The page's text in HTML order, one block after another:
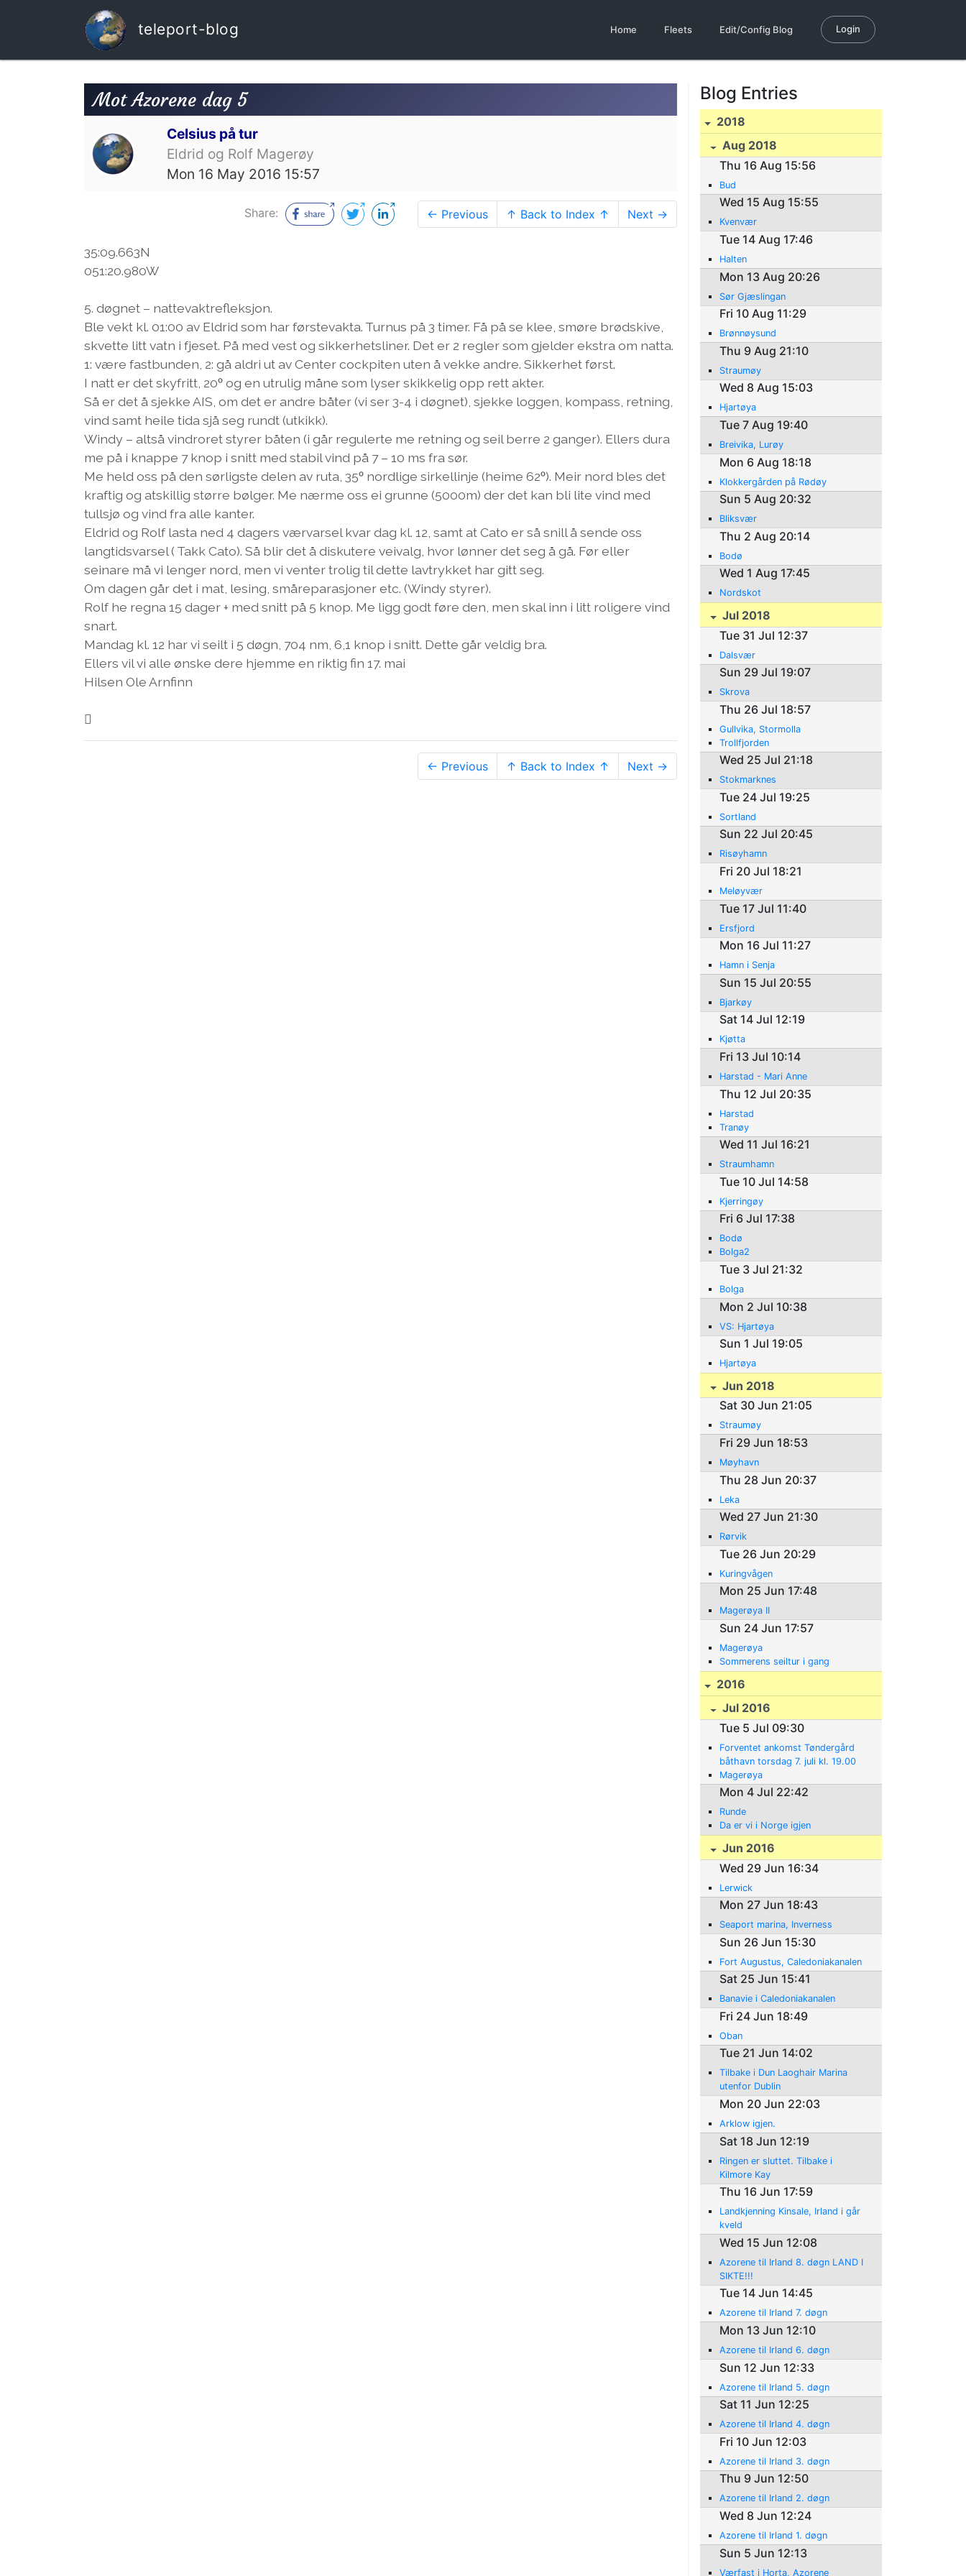
teleport-blog Home Fleets Edit/Config Blog Login
Mot Azorene dag 5
Celsius på tur
Eldrid og Rolf Magerøy
Mon 16 May 2016 15:57
Share: ← Previous ↑ Back to Index ↑ Next →
35:09.663N
051:20.980W
5. døgnet – nattevaktrefleksjon.
Ble vekt kl. 01:00 av Eldrid som har førstevakta. Turnus på 3 timer. Få på se klee, smøre brødskive,
skvette litt vatn i fjeset. På med vest og sikkerhetsliner. Det er 2 regler som gjelder ekstra om natta.
1: være fastbunden, 2: gå aldri ut av Center cockpiten uten å vekke andre. Sikkerhet først.
I natt er det skyfritt, 20ᵒ og en utrulig måne som lyser skikkelig opp rett akter.
Så er det å sjekke AIS, om det er andre båter (vi ser 3-4 i døgnet), sjekke loggen, kompass, retning,
vind samt heile tida sjå seg rundt (utkikk).
Windy – altså vindroret styrer båten (i går regulerte me retning og seil berre 2 ganger). Ellers dura
me på i knappe 7 knop i snitt med stabil vind på 7 – 10 ms fra sør.
Me held oss på den sørligste delen av ruta, 35ᵒ nordlige sirkellinje (heime 62ᵒ). Meir nord bles det
kraftig og atskillig større bølger. Me nærme oss ei grunne (5000m) der det kan bli lite vind med
tullsjø og vind fra alle kanter.
Eldrid og Rolf lasta ned 4 dagers værvarsel kvar dag kl. 12, samt at Cato er så snill å sende oss
langtidsvarsel ( Takk Cato). Så blir det å diskutere veivalg, hvor lønner det seg å gå. Før eller
seinare må vi lenger nord, men vi venter trolig til dette lavtrykket har gitt seg.
Om dagen går det i mat, lesing, småreparasjoner etc. (Windy styrer).
Rolf he regna 15 dager + med snitt på 5 knop. Me ligg godt føre den, men skal inn i litt roligere vind
snart.
Mandag kl. 12 har vi seilt i 5 døgn, 704 nm, 6,1 knop i snitt. Dette går veldig bra.
Ellers vil vi alle ønske dere hjemme en riktig fin 17. mai
Hilsen Ole Arnfinn

← Previous ↑ Back to Index ↑ Next →
Blog Entries
2018
Aug 2018
Thu 16 Aug 15:56
Bud
Wed 15 Aug 15:55
Kvenvær
Tue 14 Aug 17:46
Halten
Mon 13 Aug 20:26
Sør Gjæslingan
Fri 10 Aug 11:29
Brønnøysund
Thu 9 Aug 21:10
Straumøy
Wed 8 Aug 15:03
Hjartøya
Tue 7 Aug 19:40
Breivika, Lurøy
Mon 6 Aug 18:18
Klokkergården på Rødøy
Sun 5 Aug 20:32
Bliksvær
Thu 2 Aug 20:14
Bodø
Wed 1 Aug 17:45
Nordskot
Jul 2018
Tue 31 Jul 12:37
Dalsvær
Sun 29 Jul 19:07
Skrova
Thu 26 Jul 18:57
Gullvika, Stormolla
Trollfjorden
Wed 25 Jul 21:18
Stokmarknes
Tue 24 Jul 19:25
Sortland
Sun 22 Jul 20:45
Risøyhamn
Fri 20 Jul 18:21
Meløyvær
Tue 17 Jul 11:40
Ersfjord
Mon 16 Jul 11:27
Hamn i Senja
Sun 15 Jul 20:55
Bjarkøy
Sat 14 Jul 12:19
Kjøtta
Fri 13 Jul 10:14
Harstad - Mari Anne
Thu 12 Jul 20:35
Harstad
Tranøy
Wed 11 Jul 16:21
Straumhamn
Tue 10 Jul 14:58
Kjerringøy
Fri 6 Jul 17:38
Bodø
Bolga2
Tue 3 Jul 21:32
Bolga
Mon 2 Jul 10:38
VS: Hjartøya
Sun 1 Jul 19:05
Hjartøya
Jun 2018
Sat 30 Jun 21:05
Straumøy
Fri 29 Jun 18:53
Møyhavn
Thu 28 Jun 20:37
Leka
Wed 27 Jun 21:30
Rørvik
Tue 26 Jun 20:29
Kuringvågen
Mon 25 Jun 17:48
Magerøya II
Sun 24 Jun 17:57
Magerøya
Sommerens seiltur i gang
2016
Jul 2016
Tue 5 Jul 09:30
Forventet ankomst Tøndergård
båthavn torsdag 7. juli kl. 19.00
Magerøya
Mon 4 Jul 22:42
Runde
Da er vi i Norge igjen
Jun 2016
Wed 29 Jun 16:34
Lerwick
Mon 27 Jun 18:43
Seaport marina, Inverness
Sun 26 Jun 15:30
Fort Augustus, Caledoniakanalen
Sat 25 Jun 15:41
Banavie i Caledoniakanalen
Fri 24 Jun 18:49
Oban
Tue 21 Jun 14:02
Tilbake i Dun Laoghair Marina
utenfor Dublin
Mon 20 Jun 22:03
Arklow igjen.
Sat 18 Jun 12:19
Ringen er sluttet. Tilbake i
Kilmore Kay
Thu 16 Jun 17:59
Landkjenning Kinsale, Irland i går
kveld
Wed 15 Jun 12:08
Azorene til Irland 8. døgn LAND I
SIKTE!!!
Tue 14 Jun 14:45
Azorene til Irland 7. døgn
Mon 13 Jun 12:10
Azorene til Irland 6. døgn
Sun 12 Jun 12:33
Azorene til Irland 5. døgn
Sat 11 Jun 12:25
Azorene til Irland 4. døgn
Fri 10 Jun 12:03
Azorene til Irland 3. døgn
Thu 9 Jun 12:50
Azorene til Irland 2. døgn
Wed 8 Jun 12:24
Azorene til Irland 1. døgn
Sun 5 Jun 12:13
Værfast i Horta, Azorene